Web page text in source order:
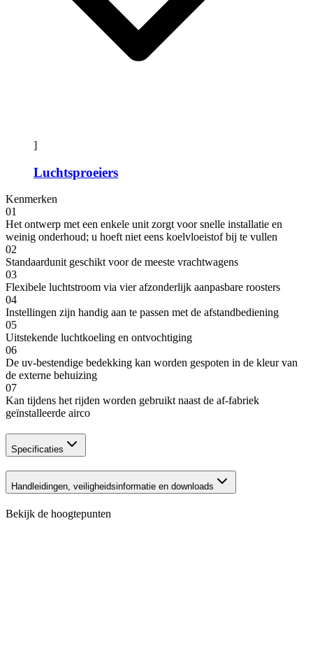
]
Luchtsproeiers
Kenmerken
01
Het ontwerp met een enkele unit zorgt voor snelle installatie en
weinig onderhoud; u hoeft niet eens koelvloeistof bij te vullen
02
Standaardunit geschikt voor de meeste vrachtwagens
03
Flexibele luchtstroom via vier afzonderlijk aanpasbare roosters
04
Instellingen zijn handig aan te passen met de afstandbediening
05
Uitstekende luchtkoeling en ontvochtiging
06
De uv-bestendige bedekking kan worden gespoten in de kleur van
de externe behuizing
07
Kan tijdens het rijden worden gebruikt naast de af-fabriek
geïnstalleerde airco
Specificaties
Handleidingen, veiligheidsinformatie en downloads
Bekijk de hoogtepunten